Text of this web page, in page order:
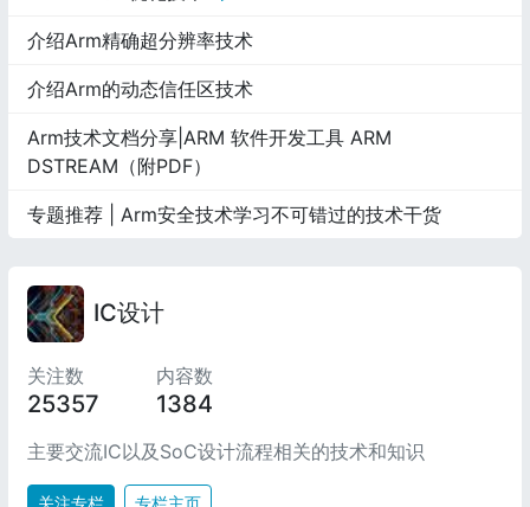
介绍Arm精确超分辨率技术
介绍Arm的动态信任区技术
Arm技术文档分享|ARM 软件开发工具 ARM
DSTREAM（附PDF）
专题推荐 | Arm安全技术学习不可错过的技术干货
IC设计
关注数
25357
内容数
1384
主要交流IC以及SoC设计流程相关的技术和知识
关注专栏 专栏主页